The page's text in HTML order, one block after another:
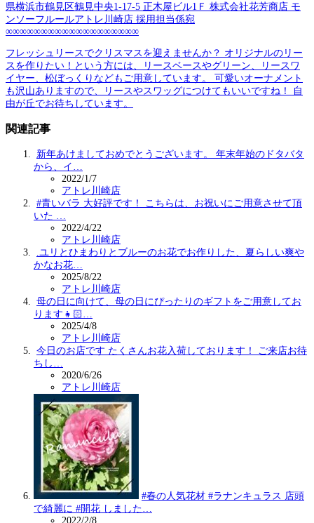
県横浜市鶴見区鶴見中央1-17-5 正木屋ビル1Ｆ 株式会社花芳商店 モ
ンソーフルールアトレ川崎店 採用担当係宛
∞∞∞∞∞∞∞∞∞∞∞∞∞∞∞∞∞∞∞
フレッシュリースでクリスマスを迎えませんか？ オリジナルのリー
スを作りたい！という方には、リースベースやグリーン、リースワ
イヤー、松ぼっくりなどもご用意しています。 可愛いオーナメント
も沢山ありますので、リースやスワッグにつけてもいいですね！ 自
由が丘でお待ちしています。
関連記事
新年あけましておめでとうございます。 年末年始のドタバタ
から、イ…
2022/1/7
アトレ川崎店
#青いバラ 大好評です！ こちらは、お祝いにご用意させて頂
いた …
2022/4/22
アトレ川崎店
.ユリとひまわりとブルーのお花でお作りした、夏らしい爽や
かなお花…
2025/8/22
アトレ川崎店
母の日に向けて、母の日にぴったりのギフトをご用意してお
ります👧🏻…
2025/4/8
アトレ川崎店
今日のお店です️ たくさんお花入荷しております！ ご来店お待
ちし…
2020/6/26
アトレ川崎店
#春の人気花材 #ラナンキュラス 店頭
で綺麗に #開花 しました…
2022/2/8